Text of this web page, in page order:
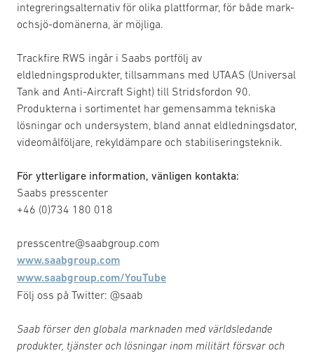
integreringsalternativ för olika plattformar, för både mark-
ochsjö-domänerna, är möjliga.
Trackfire RWS ingår i Saabs portfölj av
eldledningsprodukter, tillsammans med UTAAS (Universal
Tank and Anti-Aircraft Sight) till Stridsfordon 90.
Produkterna i sortimentet har gemensamma tekniska
lösningar och undersystem, bland annat eldledningsdator,
videomålföljare, rekyldämpare och stabiliseringsteknik.
För ytterligare information, vänligen kontakta:
Saabs presscenter
+46 (0)734 180 018
presscentre@saabgroup.com
www.saabgroup.com
www.saabgroup.com/YouTube
Följ oss på Twitter: @saab
Saab förser den globala marknaden med världsledande
produkter, tjänster och lösningar inom militärt försvar och